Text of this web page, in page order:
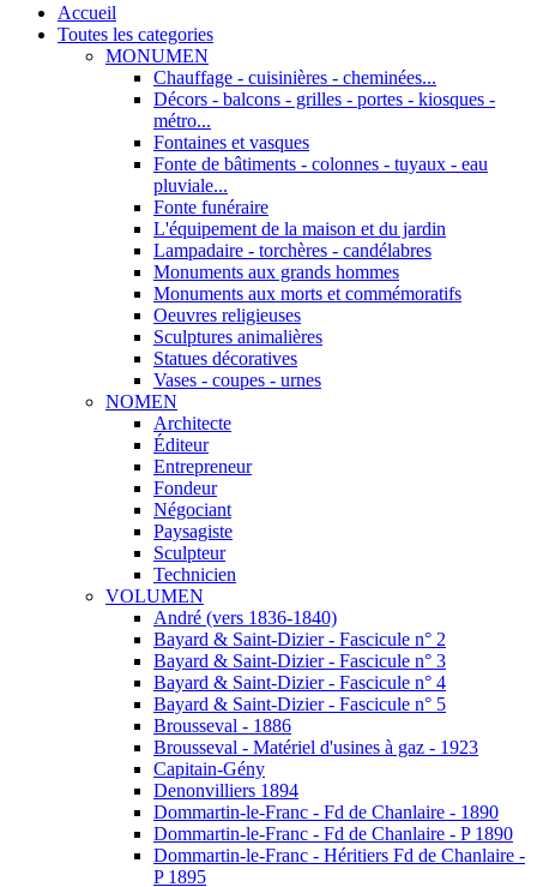
Accueil
Toutes les categories
MONUMEN
Chauffage - cuisinières - cheminées...
Décors - balcons - grilles - portes - kiosques -
métro...
Fontaines et vasques
Fonte de bâtiments - colonnes - tuyaux - eau
pluviale...
Fonte funéraire
L'équipement de la maison et du jardin
Lampadaire - torchères - candélabres
Monuments aux grands hommes
Monuments aux morts et commémoratifs
Oeuvres religieuses
Sculptures animalières
Statues décoratives
Vases - coupes - urnes
NOMEN
Architecte
Éditeur
Entrepreneur
Fondeur
Négociant
Paysagiste
Sculpteur
Technicien
VOLUMEN
André (vers 1836-1840)
Bayard & Saint-Dizier - Fascicule n° 2
Bayard & Saint-Dizier - Fascicule n° 3
Bayard & Saint-Dizier - Fascicule n° 4
Bayard & Saint-Dizier - Fascicule n° 5
Brousseval - 1886
Brousseval - Matériel d'usines à gaz - 1923
Capitain-Gény
Denonvilliers 1894
Dommartin-le-Franc - Fd de Chanlaire - 1890
Dommartin-le-Franc - Fd de Chanlaire - P 1890
Dommartin-le-Franc - Héritiers Fd de Chanlaire -
P 1895